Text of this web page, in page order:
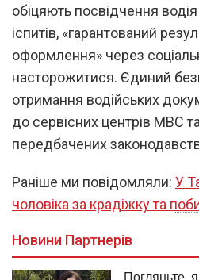
обіцяють посвідчення
іспитів, «гарантований
оформлення» через
насторожитися. Єдиний
отримання водійських
до сервісних центрів МВС
передбачених
Раніше ми повідомляли: У
чоловіка за крадіжку та